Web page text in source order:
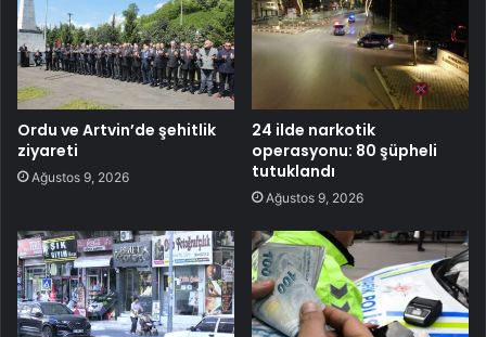
Ordu ve Artvin’de şehitlik
ziyareti
Ağustos 9, 2026
24 ilde narkotik
operasyonu: 80 şüpheli
tutuklandı
Ağustos 9, 2026